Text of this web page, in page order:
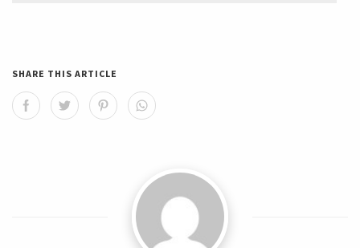
SHARE THIS ARTICLE